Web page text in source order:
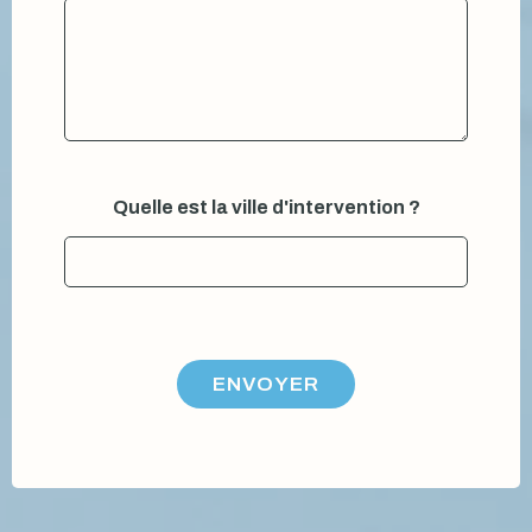
Quelle est la ville d'intervention ?
ENVOYER